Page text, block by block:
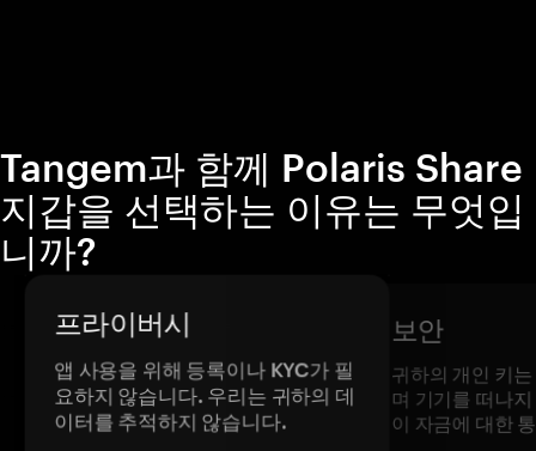
Tangem과 함께 Polaris Share
지갑을 선택하는 이유는 무엇입
니까?
프라이버시
앱 사용을 위해 등록이나 KYC가 필
요하지 않습니다. 우리는 귀하의 데
이터를 추적하지 않습니다.
보안
귀하의 개인 키
며 기기를 떠나
이 자금에 대한